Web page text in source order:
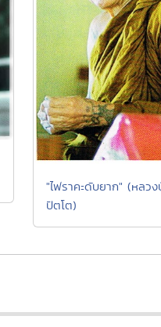
"ไฟราคะดับยาก" (หลว
ปัตโต)